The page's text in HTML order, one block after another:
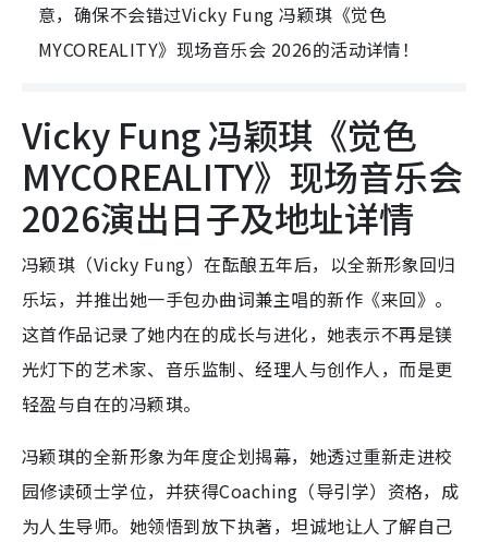
意，确保不会错过Vicky Fung 冯颖琪《觉色
MYCOREALITY》现场音乐会 2026的活动详情！
Vicky Fung 冯颖琪《觉色
MYCOREALITY》现场音乐会
2026演出日子及地址详情
冯颖琪（Vicky Fung）在酝酿五年后，以全新形象回归
乐坛，并推出她一手包办曲词兼主唱的新作《来回》。
这首作品记录了她内在的成长与进化，她表示不再是镁
光灯下的艺术家、音乐监制、经理人与创作人，而是更
轻盈与自在的冯颖琪。
冯颖琪的全新形象为年度企划揭幕，她透过重新走进校
园修读硕士学位，并获得Coaching（导引学）资格，成
为人生导师。她领悟到放下执著，坦诚地让人了解自己